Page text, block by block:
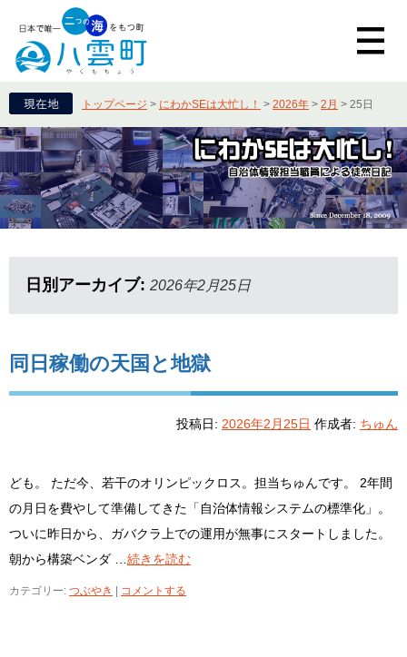
トップページ > にわかSEは大忙し！ > 2026年 > 2月 > 25日
日別アーカイブ: 2026年2月25日
同日稼働の天国と地獄
投稿日: 2026年2月25日 作成者: ちゅん
ども。 ただ今、若干のオリンピックロス。担当ちゅんです。 2年間
の月日を費やして準備してきた「自治体情報システムの標準化」。
ついに昨日から、ガバクラ上での運用が無事にスタートしました。
朝から構築ベンダ … 続きを読む
カテゴリー: つぶやき コメントする